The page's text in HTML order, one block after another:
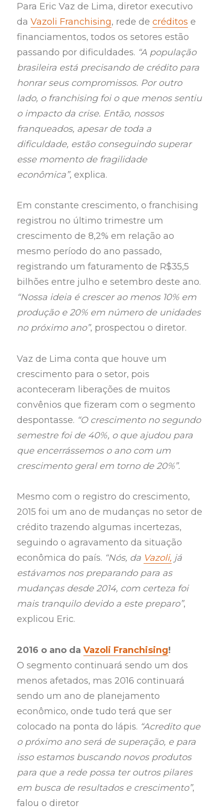
Para Eric Vaz de Lima, diretor executivo
daVazoli Franchising, rede decréditos e
financiamentos, todos os setores estão
passando por dificuldades. “A população
brasileira está precisando de crédito para
honrar seus compromissos. Por outro
lado, o franchising foi o que menos sentiu
o impacto da crise. Então, nossos
franqueados, apesar de toda a
dificuldade, estão conseguindo superar
esse momento de fragilidade
econômica”, explica.
Em constante crescimento, o franchising
registrou no último trimestre um
crescimento de 8,2% em relação ao
mesmo período do ano passado,
registrando um faturamento de R$35,5
bilhões entre julho e setembro deste ano.
“Nossa ideia é crescer ao menos 10% em
produção e 20% em número de unidades
no próximo ano”, prospectou o diretor.
Vaz de Lima conta que houve um
crescimento para o setor, pois
aconteceram liberações de muitos
convênios que fizeram com o segmento
despontasse. “O crescimento no segundo
semestre foi de 40%, o que ajudou para
que encerrássemos o ano com um
crescimento geral em torno de 20%”.
Mesmo com o registro do crescimento,
2015 foi um ano de mudanças no setor de
crédito trazendo algumas incertezas,
seguindo o agravamento da situação
econômica do país. “Nós, da Vazoli, já
estávamos nos preparando para as
mudanças desde 2014, com certeza foi
mais tranquilo devido a este preparo”,
explicou Eric.
2016 o ano daVazoli Franchising!
O segmento continuará sendo um dos
menos afetados, mas 2016 continuará
sendo um ano de planejamento
econômico, onde tudo terá que ser
colocado na ponta do lápis. “Acredito que
o próximo ano será de superação, e para
isso estamos buscando novos produtos
para que a rede possa ter outros pilares
em busca de resultados e crescimento”,
falou o diretor